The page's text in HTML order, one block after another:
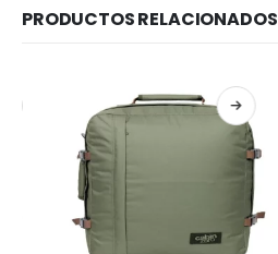
PRODUCTOS RELACIONADOS